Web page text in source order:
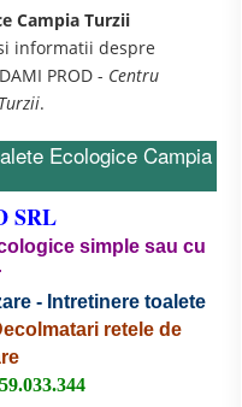
Campia Turzii
informatii despre
PROD - Centru
.
Ecologice Campia
SRL
simple sau cu
- Intretinere toalete
retele de